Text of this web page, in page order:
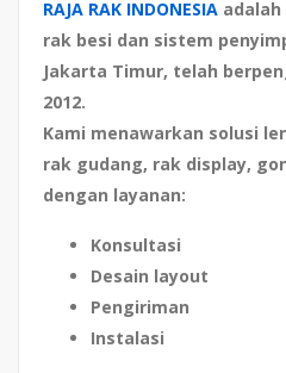
RAJA RAK INDONESIA
rak besi dan sistem
Jakarta Timur, telah
2012.
Kami menawarkan solusi
rak gudang, rak display,
dengan layanan:
Konsultasi
Desain layout
Pengiriman
Instalasi